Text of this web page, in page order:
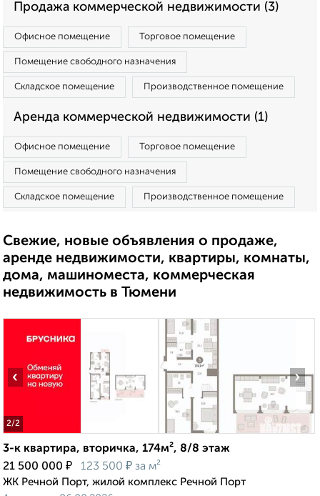
Продажа коммерческой недвижимости (3)
Офисное помещение Торговое помещение
Помещение свободного назначения
Складское помещение Производственное помещение
Аренда коммерческой недвижимости (1)
Офисное помещение Торговое помещение
Помещение свободного назначения
Складское помещение Производственное помещение
Свежие, новые объявления о продаже,
аренде недвижимости, квартиры, комнаты,
дома, машиноместа, коммерческая
недвижимость в Тюмени
2/2
‹ ›
3-к квартира, вторичка, 174м², 8/8 этаж
21 500 000 ₽ 123 500 ₽ за м²
ЖК Речной Порт, жилой комплекс Речной Порт